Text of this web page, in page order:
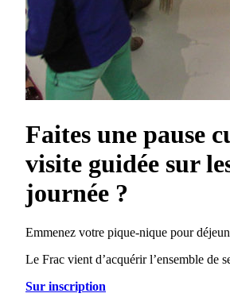
Faites une pause
visite guidée sur
journée ?
Emmenez votre pique-nique pour
Le Frac vient d’acquérir l’ensemble de
Sur inscription